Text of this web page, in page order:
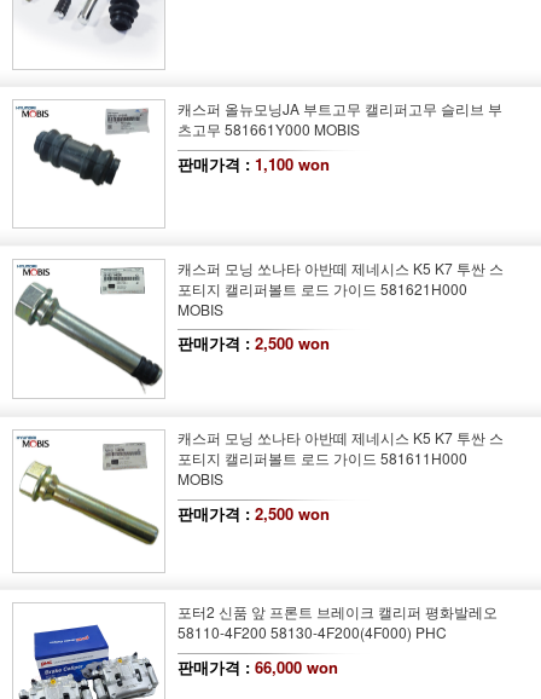
캐스퍼 올뉴모닝JA 부트고무 캘리퍼고무 슬리브 부
츠고무 581661Y000 MOBIS
판매가격 : 1,100 won
캐스퍼 모닝 쏘나타 아반떼 제네시스 K5 K7 투싼 스
포티지 캘리퍼볼트 로드 가이드 581621H000
MOBIS
판매가격 : 2,500 won
캐스퍼 모닝 쏘나타 아반떼 제네시스 K5 K7 투싼 스
포티지 캘리퍼볼트 로드 가이드 581611H000
MOBIS
판매가격 : 2,500 won
포터2 신품 앞 프론트 브레이크 캘리퍼 평화발레오
58110-4F200 58130-4F200(4F000) PHC
판매가격 : 66,000 won